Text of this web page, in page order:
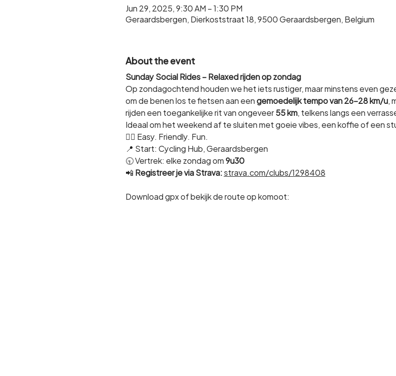
Jun 29, 2025, 9:30 AM – 1:30 PM
Geraardsbergen, Dierkoststraat 18, 9500 Geraardsbergen, Belgium
About the event
Sunday Social Rides – Relaxed rijden op zondag
Op zondagochtend houden we het iets rustiger, maar minstens even
om de benen los te fietsen aan een gemoedelijk tempo van 26-28 km/u,
rijden een toegankelijke rit van ongeveer 55 km, telkens langs een
Ideaal om het weekend af te sluiten met goeie vibes, een koffie of een
🚴‍♀️ Easy. Friendly. Fun.
📍 Start: Cycling Hub, Geraardsbergen
🕤 Vertrek: elke zondag om 9u30
📲 Registreer je via Strava:strava.com/clubs/1298408
Download gpx of bekijk de route op komoot: